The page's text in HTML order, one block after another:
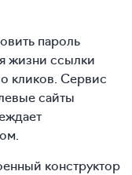
пароль
жизни ссылки
кликов. Сервис
сайты
конструктор